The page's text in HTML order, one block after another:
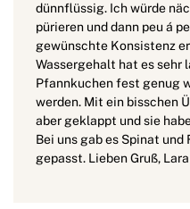
dünnflüssig. Ich würde
pürieren und dann peu á
gewünschte Konsistenz
Wassergehalt hat es sehr
Pfannkuchen fest genug
werden. Mit ein bisschen
aber geklappt und sie
Bei uns gab es Spinat und
gepasst. Lieben Gruß, Lara